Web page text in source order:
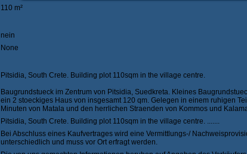
110 m²
nein
None
Pitsidia, South Crete. Building plot 110sqm in the village centre.
Baugrundstueck im Zentrum von Pitsidia, Suedkreta. Kleines
ein 2 stoeckiges Haus von insgesamt 120 qm. Gelegen in einem ruhigen
Minuten von Matala und den herrlichen Straenden von Kommos und
Pitsidia, South Crete. Building plot 110sqm in the village centre. .......
Bei Abschluss eines Kaufvertrages wird eine Vermittlungs-/
unterschiedlich und muss vor Ort erfragt werden.